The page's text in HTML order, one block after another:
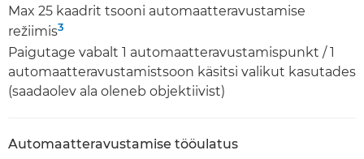
Max 25 kaadrit tsooni automaatteravustamise
režiimis3
Paigutage vabalt 1 automaatteravustamispunkt / 1
automaatteravustamistsoon käsitsi valikut kasutades
(saadaolev ala oleneb objektiivist)
Automaatteravustamise tööulatus